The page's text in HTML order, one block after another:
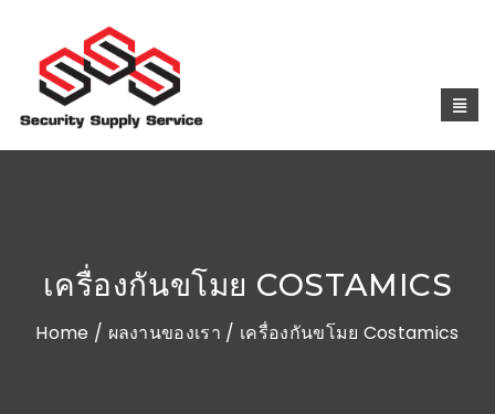
เครื่องกันขโมย COSTAMICS
Home / ผลงานของเรา / เครื่องกันขโมย Costamics